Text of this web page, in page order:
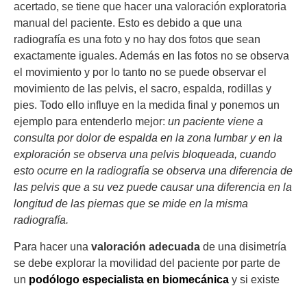
acertado, se tiene que hacer una valoración exploratoria
manual del paciente. Esto es debido a que una
radiografía es una foto y no hay dos fotos que sean
exactamente iguales. Además en las fotos no se observa
el movimiento y por lo tanto no se puede observar el
movimiento de las pelvis, el sacro, espalda, rodillas y
pies. Todo ello influye en la medida final y ponemos un
ejemplo para entenderlo mejor: un paciente viene a
consulta por dolor de espalda en la zona lumbar y en la
exploración se observa una pelvis bloqueada, cuando
esto ocurre en la radiografía se observa una diferencia de
las pelvis que a su vez puede causar una diferencia en la
longitud de las piernas que se mide en la misma
radiografía.
Para hacer una valoración adecuada de una disimetría
se debe explorar la movilidad del paciente por parte de
un podólogo especialista en biomecánica y si existe